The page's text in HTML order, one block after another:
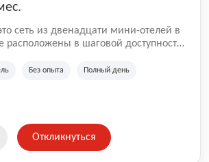
сеть из двенадцати мини-отелей в
расположены в шаговой доступности
Ботанический сад,
Профсоюзная и
Без опыта Полный день
Откликнуться